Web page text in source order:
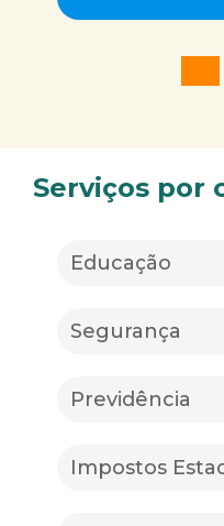
Serviços por
Educação
Segurança
Previdência
Impostos